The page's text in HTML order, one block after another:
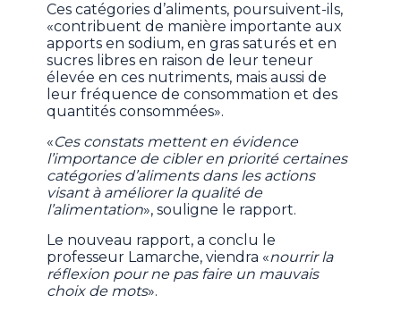
Ces catégories d’aliments, poursuivent-ils,
«contribuent de manière importante aux
apports en sodium, en gras saturés et en
sucres libres en raison de leur teneur
élevée en ces nutriments, mais aussi de
leur fréquence de consommation et des
quantités consommées».
«Ces constats mettent en évidence
l’importance de cibler en priorité certaines
catégories d’aliments dans les actions
visant à améliorer la qualité de
l’alimentation», souligne le rapport.
Le nouveau rapport, a conclu le
professeur Lamarche, viendra «nourrir la
réflexion pour ne pas faire un mauvais
choix de mots».